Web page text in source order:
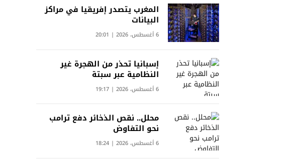
المغرب يتصدر إفريقيا في مراكز
البيانات
6 أغسطس، 2026 | 20:01
إسبانيا تحذر من الهجرة غير
النظامية عبر سبتة
6 أغسطس، 2026 | 19:17
محلل.. نقص الذخائر دفع ترامب
نحو التفاوض
6 أغسطس، 2026 | 18:24